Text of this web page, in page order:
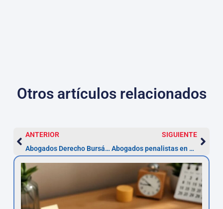
Otros artículos relacionados
ANTERIOR
Abogados Derecho Bursátil en Cuenca | Asesor.Legal
SIGUIENTE
Abogados penalistas en Cuenca — Defensa inmediata